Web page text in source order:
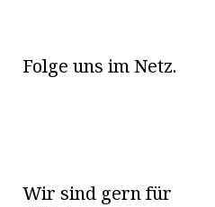
Folge uns im Netz.
Wir sind gern für